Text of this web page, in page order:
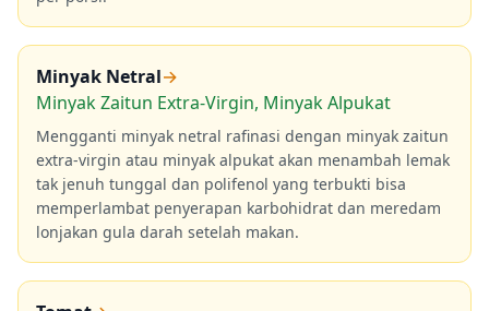
Minyak Netral→
Minyak Zaitun Extra-Virgin, Minyak Alpukat
Mengganti minyak netral rafinasi dengan minyak zaitun
extra-virgin atau minyak alpukat akan menambah lemak
tak jenuh tunggal dan polifenol yang terbukti bisa
memperlambat penyerapan karbohidrat dan meredam
lonjakan gula darah setelah makan.